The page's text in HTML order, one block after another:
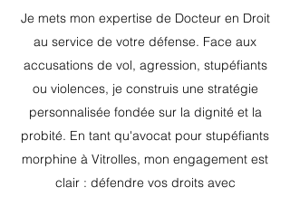
Je mets mon expertise de Docteur en Droit
au service de votre défense. Face aux
accusations de vol, agression, stupéfiants
ou violences, je construis une stratégie
personnalisée fondée sur la dignité et la
probité. En tant qu'avocat pour stupéfiants
morphine à Vitrolles, mon engagement est
clair : défendre vos droits avec